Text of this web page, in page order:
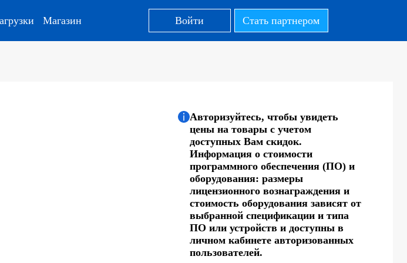
Магазин Войти Стать партнером
Авторизуйтесь, чтобы увидеть
цены на товары с учетом
доступных Вам скидок.
Информация о стоимости
программного обеспечения (ПО) и
оборудования: размеры
лицензионного вознаграждения и
стоимость оборудования зависят от
выбранной спецификации и типа
ПО или устройств и доступны в
личном кабинете авторизованных
пользователей.